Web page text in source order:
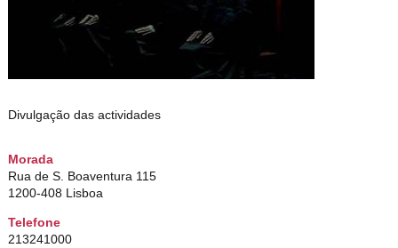
Divulgação das actividades
Morada
Rua de S. Boaventura 115
1200-408 Lisboa
Telefone
213241000